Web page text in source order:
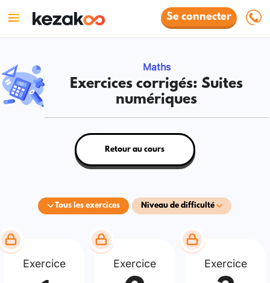
Se connecter
Maths
Exercices corrigés: Suites
numériques
Tous les exercices Niveau de difficulté
Retour au cours
Exercice Exercice Exercice